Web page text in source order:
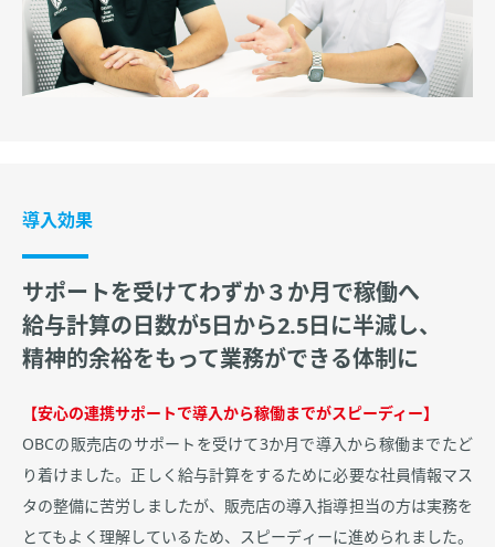
導入効果
サポートを受けてわずか３か月で稼働へ
給与計算の日数が5日から2.5日に半減し、
精神的余裕をもって業務ができる体制に
【安心の連携サポートで導入から稼働までがスピーディー】
OBCの販売店のサポートを受けて3か月で導入から稼働までたど
り着けました。正しく給与計算をするために必要な社員情報マス
タの整備に苦労しましたが、販売店の導入指導担当の方は実務を
とてもよく理解しているため、スピーディーに進められました。